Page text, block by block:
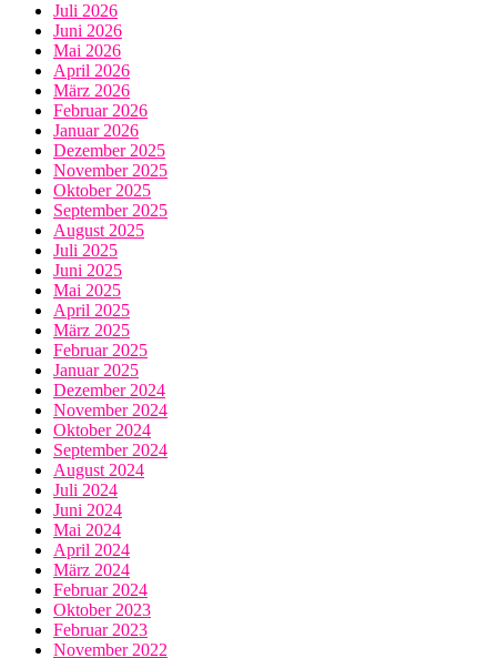
Juli 2026
Juni 2026
Mai 2026
April 2026
März 2026
Februar 2026
Januar 2026
Dezember 2025
November 2025
Oktober 2025
September 2025
August 2025
Juli 2025
Juni 2025
Mai 2025
April 2025
März 2025
Februar 2025
Januar 2025
Dezember 2024
November 2024
Oktober 2024
September 2024
August 2024
Juli 2024
Juni 2024
Mai 2024
April 2024
März 2024
Februar 2024
Oktober 2023
Februar 2023
November 2022